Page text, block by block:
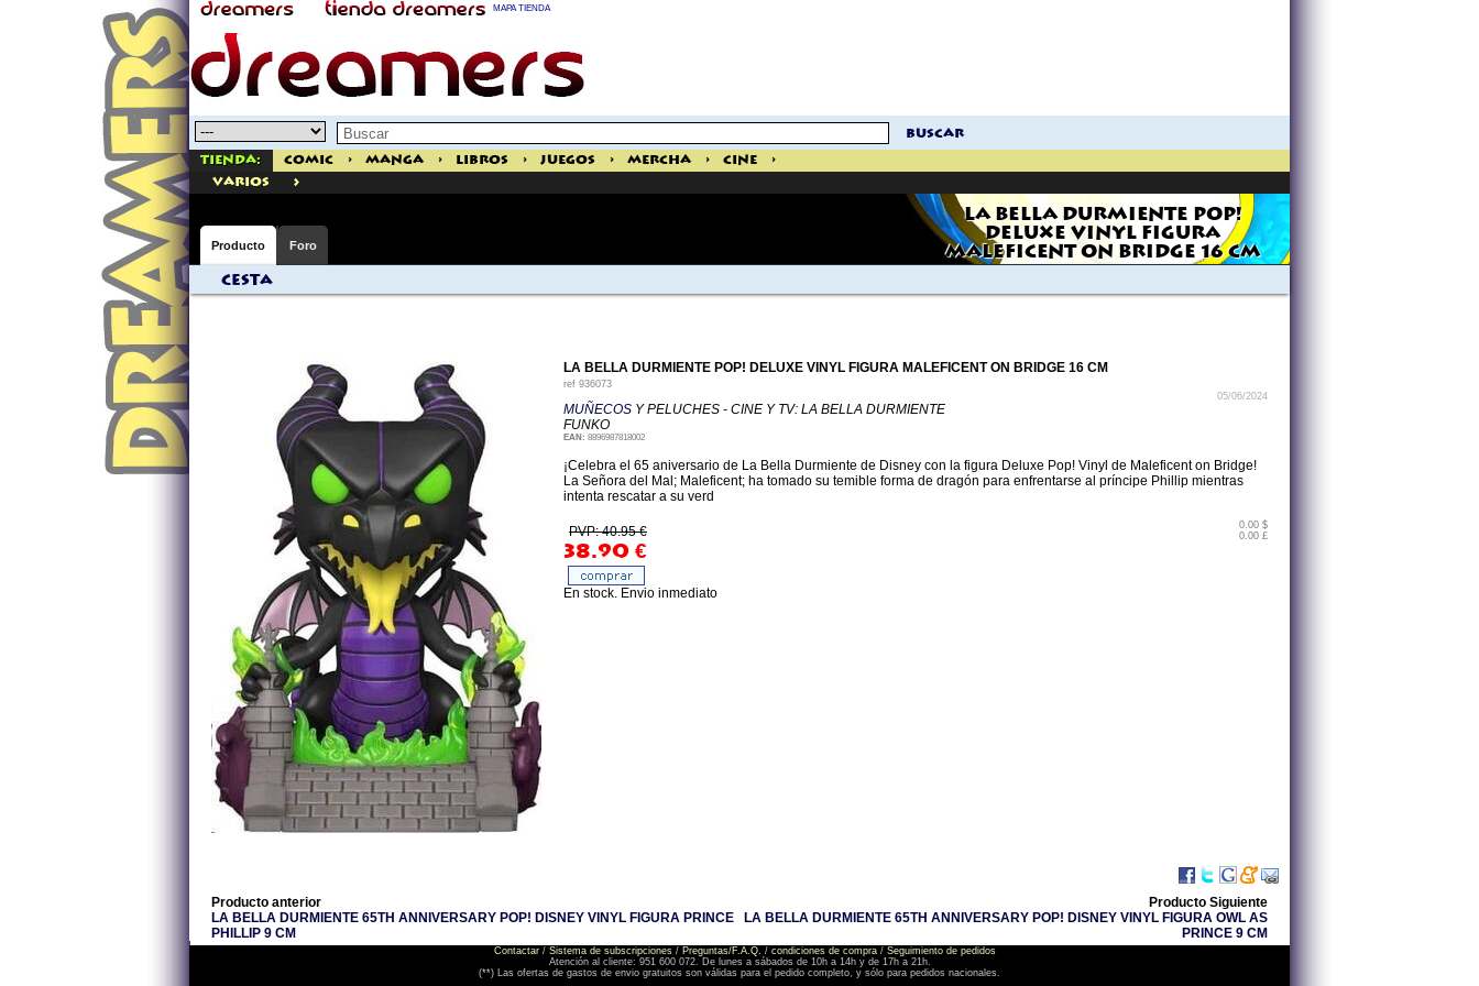
MAPA TIENDA
buscar
Tienda: Comic > Manga > Libros > Juegos > Mercha > Cine
>
varios
>
LA BELLA DURMIENTE POP!
DELUXE VINYL FIGURA
MALEFICENT ON BRIDGE 16 CM
Producto Foro
Cesta
LA BELLA DURMIENTE POP! DELUXE VINYL FIGURA MALEFICENT ON BRIDGE 16 CM
ref 936073
05/06/2024
MUÑECOS Y PELUCHES - CINE Y TV: LA BELLA DURMIENTE
FUNKO
EAN: 8896987818002
¡Celebra el 65 aniversario de La Bella Durmiente de Disney con la figura Deluxe Pop! Vinyl de Maleficent on Bridge!
La Señora del Mal; Maleficent; ha tomado su temible forma de dragón para enfrentarse al príncipe Phillip mientras
intenta rescatar a su verd
PVP: 40.95 €
38.90 €
0.00 $
0.00 £
En stock. Envio inmediato
Producto anterior
LA BELLA DURMIENTE 65TH ANNIVERSARY POP! DISNEY VINYL FIGURA PRINCE
PHILLIP 9 CM
Producto Siguiente
LA BELLA DURMIENTE 65TH ANNIVERSARY POP! DISNEY VINYL FIGURA OWL AS
PRINCE 9 CM
Contactar / Sistema de subscripciones / Preguntas/F.A.Q. / condiciones de compra / Seguimiento de pedidos
Atención al cliente: 951 600 072. De lunes a sábados de 10h a 14h y de 17h a 21h.
(**) Las ofertas de gastos de envio gratuitos son válidas para el pedido completo, y sólo para pedidos nacionales.